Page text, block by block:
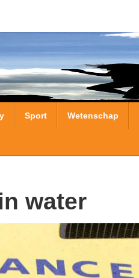
Sport Wetenschap
water